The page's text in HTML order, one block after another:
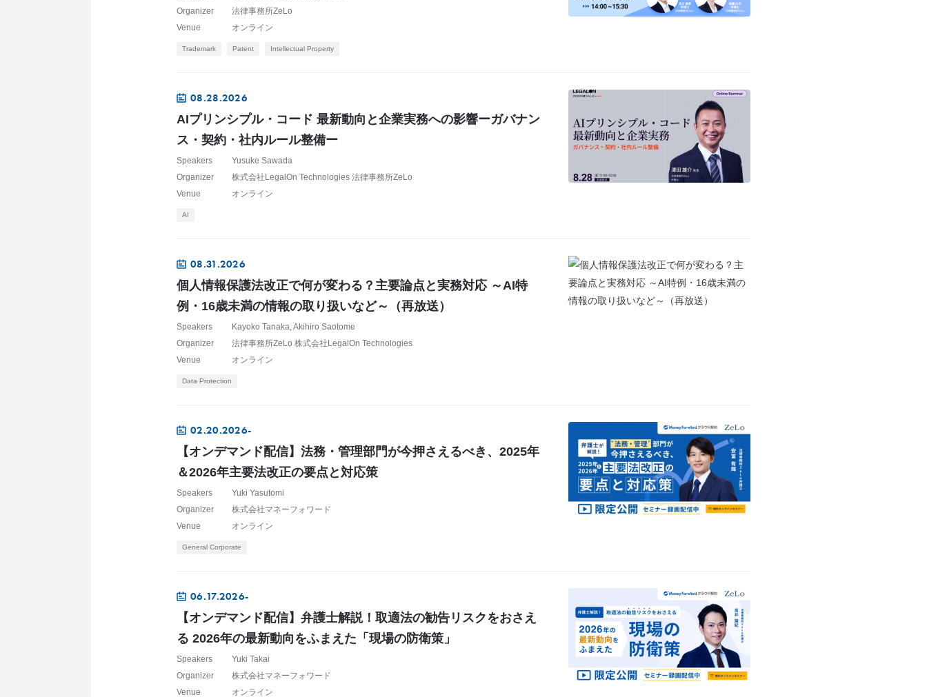
Organizer
法律事務所ZeLo
Venue
オンライン
Trademark Patent Intellectual Property
08.28.2026
AIプリンシプル・コード 最新動向と企業実務への影響ーガバナン
ス・契約・社内ルール整備ー
Speakers
Yusuke Sawada
Organizer
株式会社LegalOn Technologies 法律事務所ZeLo
Venue
オンライン
AI
08.31.2026
個人情報保護法改正で何が変わる？主要論点と実務対応 ～AI特
例・16歳未満の情報の取り扱いなど～（再放送）
Speakers Kayoko Tanaka Akihiro Saotome
Organizer
法律事務所ZeLo 株式会社LegalOn Technologies
Venue
オンライン
Data Protection
02.20.2026-
【オンデマンド配信】法務・管理部門が今押さえるべき、2025年
＆2026年主要法改正の要点と対応策
Speakers
Yuki Yasutomi
Organizer
株式会社マネーフォワード
Venue
オンライン
General Corporate
06.17.2026-
【オンデマンド配信】弁護士解説！取適法の勧告リスクをおさえ
る 2026年の最新動向をふまえた「現場の防衛策」
Speakers
Yuki Takai
Organizer
株式会社マネーフォワード
Venue
オンライン